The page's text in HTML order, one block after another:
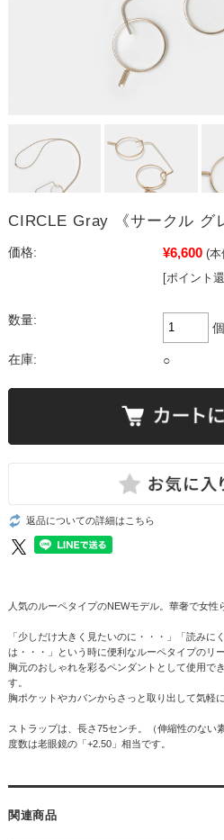
CIRCLE Gray 《サークル グ
価格: ¥6,600 (本
[ポイント
数量:
個
在庫: ○
返品についての詳細はこちら
人気のルーペタイプのNEWモデル。華奢で女性
「少しだけ大きく見たいのに・・・」「読みに
は・・・」という時に便利なルーペタイプのリ
胸元のおしゃれを彩るペンダントとして使用で
す。
胸ポケットやカバンからさっと取り出して気軽
ストラップは、長さ75センチ。（伸縮性のない
度数は老眼鏡の「+2.50」相当です。
関連商品